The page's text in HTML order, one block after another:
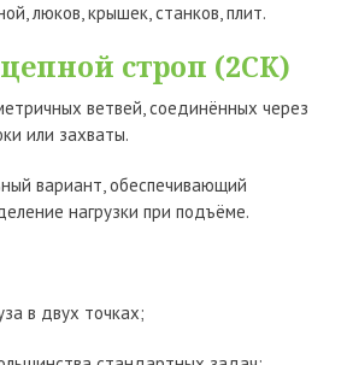
люков, крышек, станков, плит.
строп (2СК)
ветвей, соединённых через
или захваты.
вариант, обеспечивающий
нагрузки при подъёме.
в двух точках;